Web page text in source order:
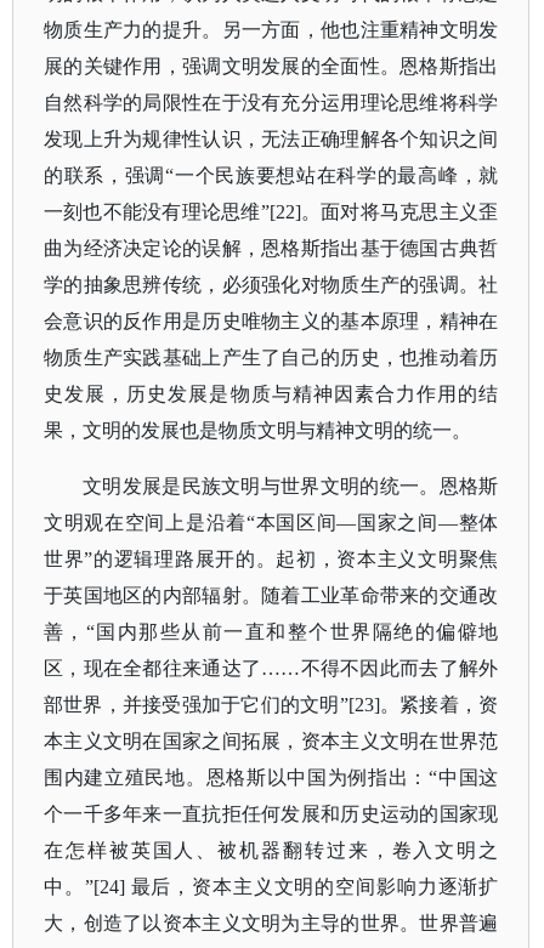
物质生产力的提升。另一方面，他也注重精神文明发
展的关键作用，强调文明发展的全面性。恩格斯指出
自然科学的局限性在于没有充分运用理论思维将科学
发现上升为规律性认识，无法正确理解各个知识之间
的联系，强调“一个民族要想站在科学的最高峰，就
一刻也不能没有理论思维”[22]。面对将马克思主义歪
曲为经济决定论的误解，恩格斯指出基于德国古典哲
学的抽象思辨传统，必须强化对物质生产的强调。社
会意识的反作用是历史唯物主义的基本原理，精神在
物质生产实践基础上产生了自己的历史，也推动着历
史发展，历史发展是物质与精神因素合力作用的结
果，文明的发展也是物质文明与精神文明的统一。
文明发展是民族文明与世界文明的统一。恩格斯
文明观在空间上是沿着“本国区间—国家之间—整体
世界”的逻辑理路展开的。起初，资本主义文明聚焦
于英国地区的内部辐射。随着工业革命带来的交通改
善，“国内那些从前一直和整个世界隔绝的偏僻地
区，现在全都往来通达了……不得不因此而去了解外
部世界，并接受强加于它们的文明”[23]。紧接着，资
本主义文明在国家之间拓展，资本主义文明在世界范
围内建立殖民地。恩格斯以中国为例指出：“中国这
个一千多年来一直抗拒任何发展和历史运动的国家现
在怎样被英国人、被机器翻转过来，卷入文明之
中。”[24] 最后，资本主义文明的空间影响力逐渐扩
大，创造了以资本主义文明为主导的世界。世界普遍